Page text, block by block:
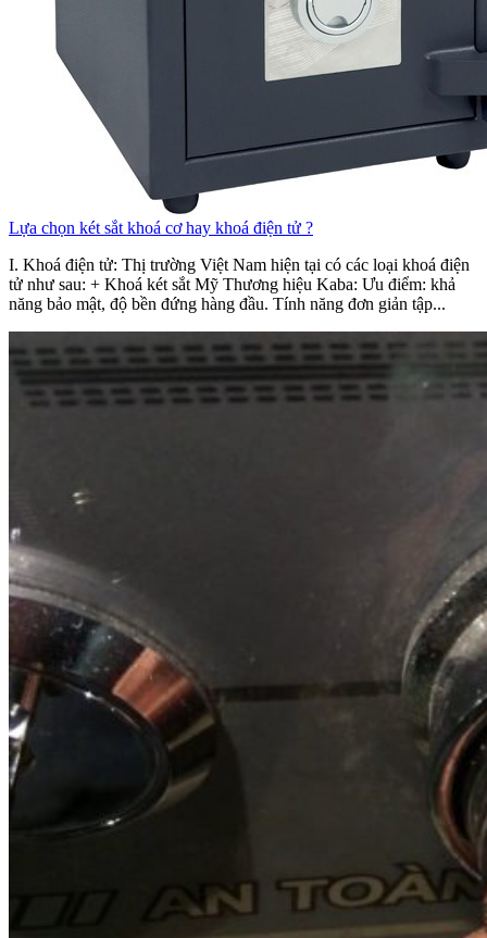
Lựa chọn két sắt khoá cơ hay khoá điện tử ?
I. Khoá điện tử: Thị trường Việt Nam hiện tại có các loại khoá điện
tử như sau: + Khoá két sắt Mỹ Thương hiệu Kaba: Ưu điểm: khả
năng bảo mật, độ bền đứng hàng đầu. Tính năng đơn giản tập...